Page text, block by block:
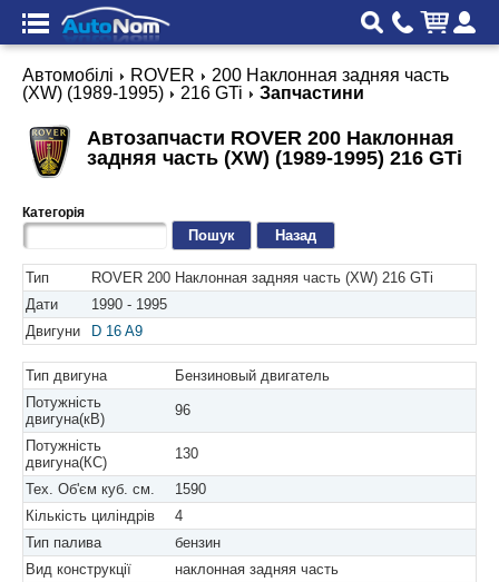
Автомобілі ROVER
200 Наклонная задняя часть
(XW) (1989-1995)
216 GTi Запчастини
Автозапчасти ROVER 200 Наклонная
задняя часть (XW) (1989-1995) 216 GTi
Категорія
Назад
Тип
ROVER 200 Наклонная задняя часть (XW) 216 GTi
Дати
1990 - 1995
Двигуни
D 16 A9
Тип двигуна
Бензиновый двигатель
Потужність
двигуна(кВ)
96
Потужність
двигуна(КС)
130
Тех. Об'єм куб. см.
1590
Кількість циліндрів
4
Тип палива
бензин
Вид конструкції
наклонная задняя часть